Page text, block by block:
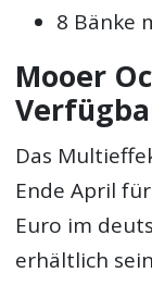
8 Bänke
Mooer
Das
Ende April
Euro im
erhältlich